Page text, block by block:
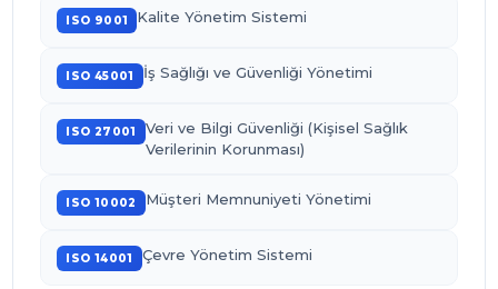
ISO 9001 Kalite Yönetim Sistemi
ISO 45001 İş Sağlığı ve Güvenliği Yönetimi
ISO 27001
Veri ve Bilgi Güvenliği (Kişisel Sağlık
Verilerinin Korunması)
ISO 10002 Müşteri Memnuniyeti Yönetimi
ISO 14001 Çevre Yönetim Sistemi